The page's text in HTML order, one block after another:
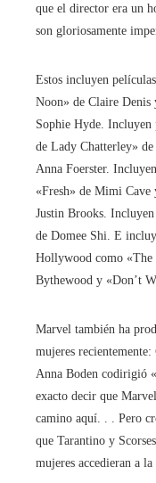
que el director era un
son gloriosamente
Estos incluyen
Noon» de Claire
Sophie Hyde. Incluyen
de Lady Chatterley»
Anna Foerster.
«Fresh» de Mimi
Justin Brooks.
de Domee Shi. E
Hollywood como «The
Bythewood y «Don’t
Marvel también ha
mujeres
Anna Boden codirigió
exacto decir que
camino aquí. . . Pero
que Tarantino y
mujeres accedieran a